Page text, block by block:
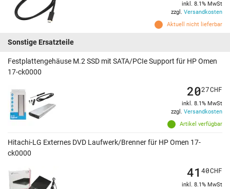
Aktuell nicht lieferbar
inkl. 8.1% MwSt
zzgl. Versandkosten
Sonstige Ersatzteile
Festplattengehäuse M.2 SSD mit SATA/PCIe Support für HP Omen
17-ck0000
Artikel verfügbar
2027CHF
inkl. 8.1% MwSt
zzgl. Versandkosten
Hitachi-LG Externes DVD Laufwerk/Brenner für HP Omen 17-
ck0000
41 40CHF
inkl. 8.1% MwSt